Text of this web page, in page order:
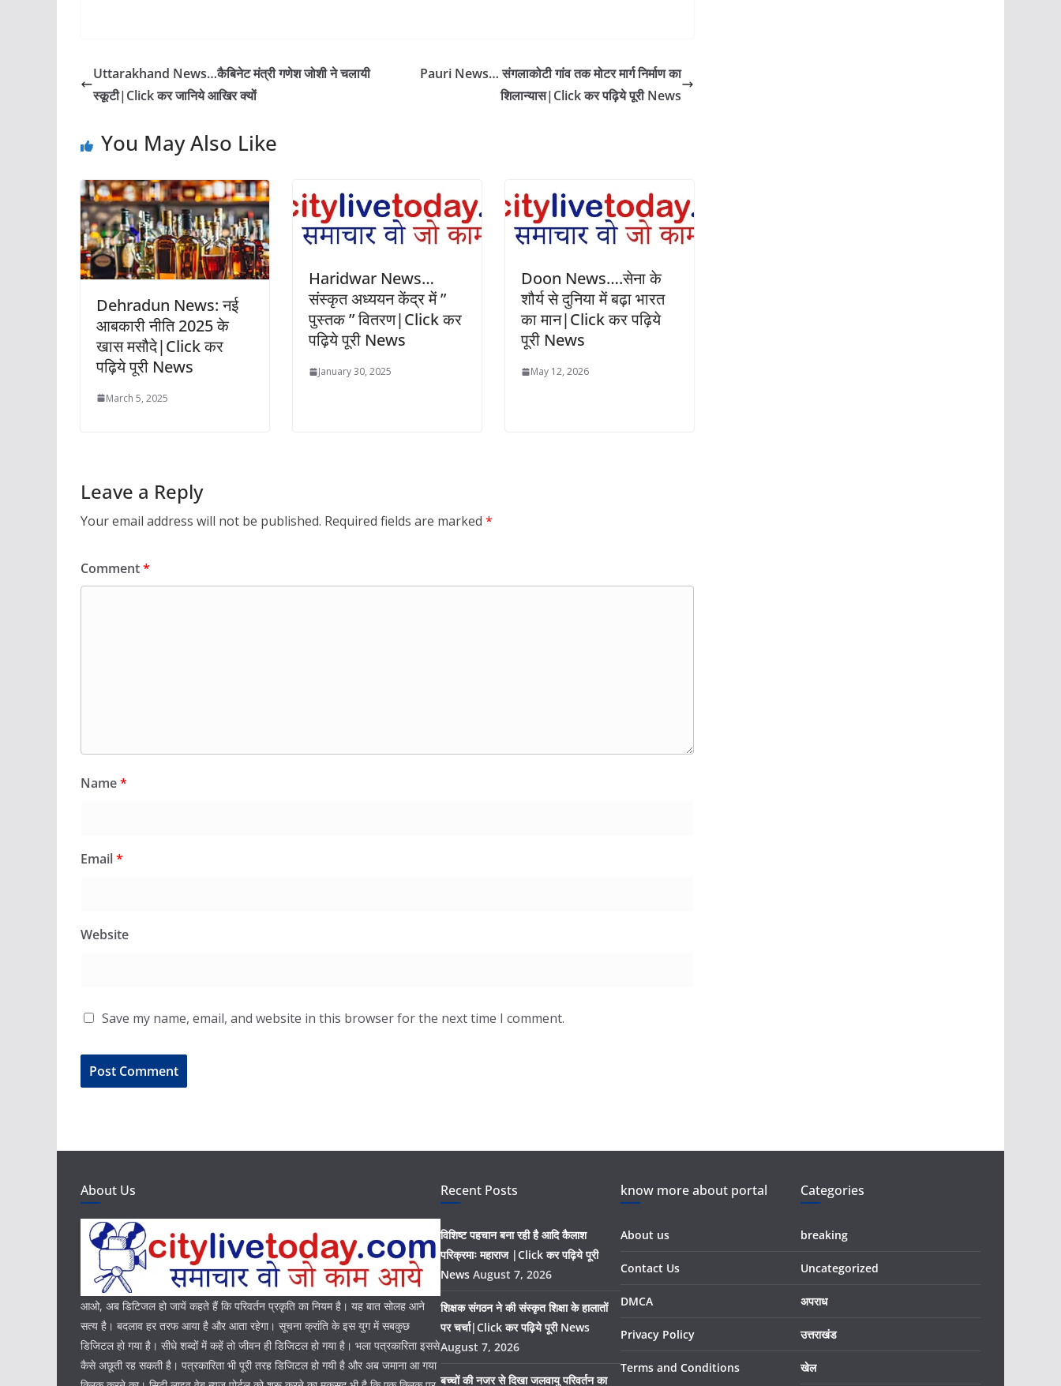
Uttarakhand News…कैबिनेट मंत्री गणेश जोशी ने चलायी
स्कूटी|Click कर जानिये आखिर क्यों
Pauri News… संगलाकोटी गांव तक मोटर मार्ग निर्माण का
शिलान्यास|Click कर पढ़िये पूरी News
You May Also Like
Dehradun News: नई
आबकारी नीति 2025 के
खास मसौदे|Click कर
पढ़िये पूरी News
March 5, 2025
Haridwar News…
संस्कृत अध्ययन केंद्र में ”
पुस्तक ” वितरण|Click कर
पढ़िये पूरी News
January 30, 2025
Doon News….सेना के
शौर्य से दुनिया में बढ़ा भारत
का मान|Click कर पढ़िये
पूरी News
May 12, 2026
Leave a Reply
Your email address will not be published. Required fields are marked *
Comment*
Name*
Email*
Website
Save my name, email, and website in this browser for the next time I comment.
About Us
आओ, अब डिटिजल हो जायें कहते हैं कि परिवर्तन प्रकृति का नियम है। यह बात सोलह आने
सत्य है। बदलाव हर तरफ आया है और आता रहेगा। सूचना क्रांति के इस युग में सबकुछ
डिजिटल हो गया है। सीधे शब्दों में कहें तो जीवन ही डिजिटल हो गया है। भला पत्रकारिता इससे
कैसे अछूती रह सकती है। पत्रकारिता भी पूरी तरह डिजिटल हो गयी है और अब जमाना आ गया
Recent Posts
विशिष्ट पहचान बना रही है आदि कैलाश
परिक्रमाः महाराज |Click कर पढ़िये पूरी
News August 7, 2026
शिक्षक संगठन ने की संस्कृत शिक्षा के हालातों
पर चर्चा|Click कर पढ़िये पूरी News
August 7, 2026
बच्चों की नजर से दिखा जलवायु परिवर्तन का
know more about portal
About us
Contact Us
DMCA
Privacy Policy
Terms and Conditions
Categories
breaking
Uncategorized
अपराध
उत्तराखंड
खेल